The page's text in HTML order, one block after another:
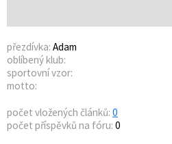
přezdívka: Adam
oblíbený klub:
sportovní vzor:
motto:
počet vložených článků: 0
počet příspěvků na fóru: 0